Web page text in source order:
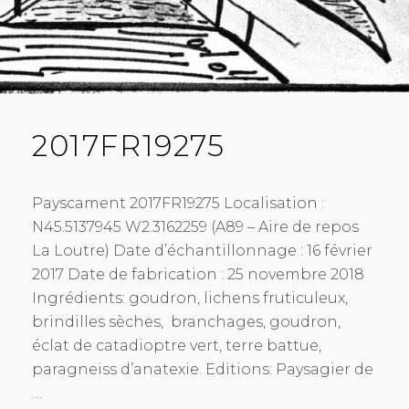
2017FR19275
Payscament 2017FR19275 Localisation :
N45.5137945 W2.3162259 (A89 – Aire de repos
La Loutre) Date d’échantillonnage : 16 février
2017 Date de fabrication : 25 novembre 2018
Ingrédients: goudron, lichens fruticuleux,
brindilles sèches, branchages, goudron,
éclat de catadioptre vert, terre battue,
paragneiss d’anatexie. Editions: Paysagier de
…